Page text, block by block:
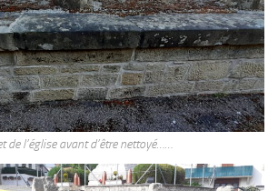
de l’église avant d’être nettoyé……